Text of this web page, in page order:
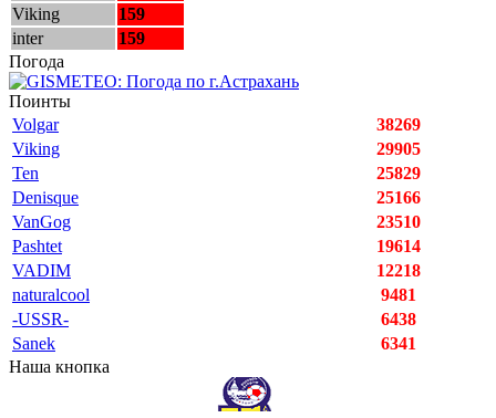
Viking
159
inter
159
Погода
Поинты
Volgar
38269
Viking
29905
Ten
25829
Denisque
25166
VanGog
23510
Pashtet
19614
VADIM
12218
naturalcool
9481
-USSR-
6438
Sanek
6341
Наша кнопка